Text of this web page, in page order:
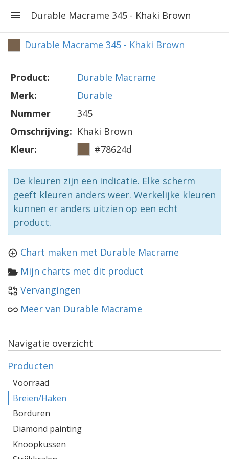
Durable Macrame 345 - Khaki Brown
Durable Macrame 345 - Khaki Brown
Product:
Durable Macrame
Merk:
Durable
Nummer
345
Omschrijving: Khaki Brown
Kleur:
#78624d
De kleuren zijn een indicatie. Elke scherm
geeft kleuren anders weer. Werkelijke kleuren
kunnen er anders uitzien op een echt
product.
Chart maken met Durable Macrame
Mijn charts met dit product
Vervangingen
Meer van Durable Macrame
Navigatie overzicht
Producten
Voorraad
Breien/Haken
Borduren
Diamond painting
Knoopkussen